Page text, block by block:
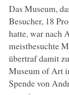
Das Museum,
Besucher, 18
hatte, war nach
meistbesuchte
übertraf damit
Museum of Art
Spende von